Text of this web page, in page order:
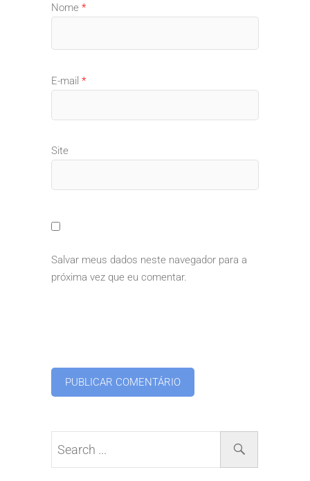
Nome *
E-mail *
Site
Salvar meus dados neste navegador para a
próxima vez que eu comentar.